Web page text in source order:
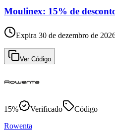
Moulinex: 15% de
Expira 30 de dezembro de
Ver Código
15% Verificado
Código
Rowenta